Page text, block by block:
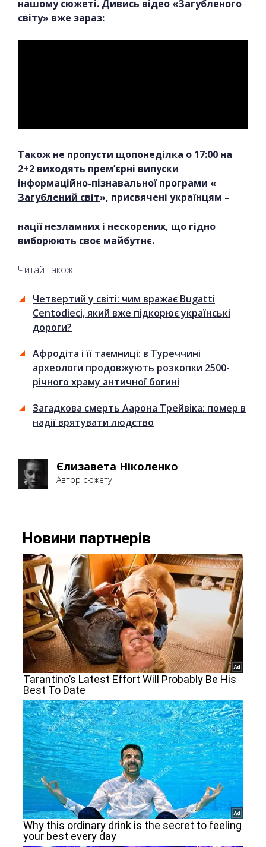
нашому сюжеті. Дивись відео «Загубленого
світу» вже зараз:
Також не пропусти щопонеділка о 17:00 на
2+2 виходять прем’єрні випуски
інформаційно-пізнавальної програми «
Загублений світ», присвячені українцям –
нації незламних і нескорених, що гідно
виборюють своє майбутнє.
Читай також:
Четвертий у світі: чим вражає Bugatti
Centodieci, який вже підкорює українські
дороги?
Афродіта і її таємниці: в Туреччині
археологи продовжують розкопки 2500-
річного храму античної богині
Загадкова смерть Аарона Трейвіка: помер в
надії врятувати людство
Єлизавета Ніколенко
Автор сюжету